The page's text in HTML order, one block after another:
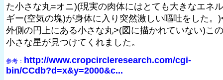
た小さな丸=オニ)(現実の肉体にはとても大きなエネル
ギー(空気の塊)が身体に入り突然激しい嘔吐をした。
外側の円上にある小さな丸>(図に描かれていない)この
小さな星が見つけてくれました。
参考： http://www.cropcircleresearch.com/cgi-
bin/CCdb?d=x&y=2000&c...